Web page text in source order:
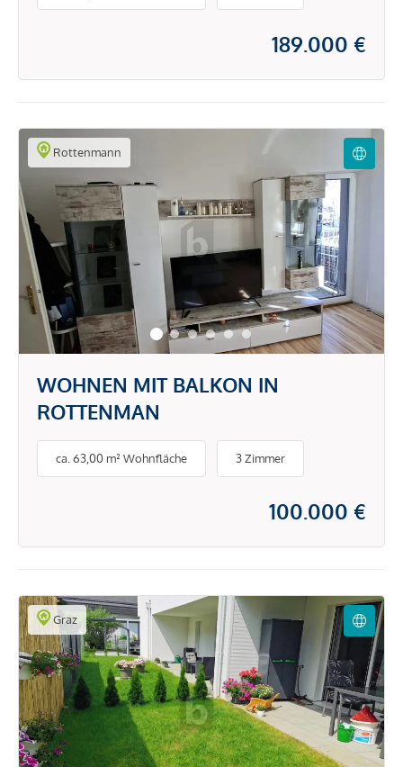
189.000 €
Rottenmann
WOHNEN MIT BALKON IN
ROTTENMAN
ca. 63,00 m² Wohnfläche 3 Zimmer
100.000 €
Graz